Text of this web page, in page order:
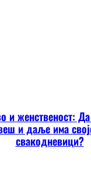
и женственост:
и даље има
свакодневици?